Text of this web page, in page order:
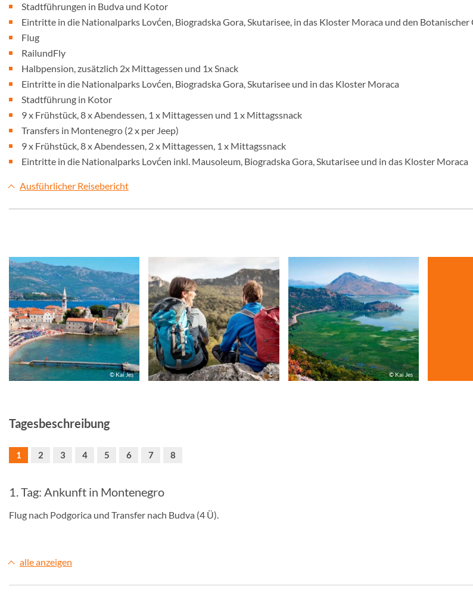
Stadtführungen in Budva und Kotor
Eintritte in die Nationalparks Lovćen, Biogradska Gora, Skutarisee, in das Kloster Moraca und den Botanischer
Flug
RailundFly
Halbpension, zusätzlich 2x Mittagessen und 1x Snack
Eintritte in die Nationalparks Lovćen, Biogradska Gora, Skutarisee und in das Kloster Moraca
Stadtführung in Kotor
9 x Frühstück, 8 x Abendessen, 1 x Mittagessen und 1 x Mittagssnack
Transfers in Montenegro (2 x per Jeep)
9 x Frühstück, 8 x Abendessen, 2 x Mittagessen, 1 x Mittagssnack
Eintritte in die Nationalparks Lovćen inkl. Mausoleum, Biogradska Gora, Skutarisee und in das Kloster Moraca
Ausführlicher Reisebericht
© Kai Jes © © Kai Jes
Tagesbeschreibung
1 2 3 4 5 6 7 8
1. Tag: Ankunft in Montenegro
Flug nach Podgorica und Transfer nach Budva (4 Ü).
alle anzeigen